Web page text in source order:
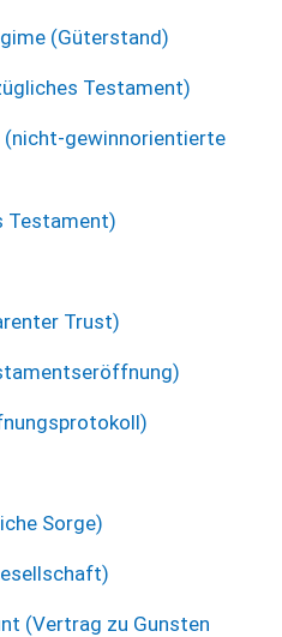
(Güterstand)
Testament)
gewinnorientierte
Testament)
Trust)
Sorge)
(Vertrag zu Gunsten